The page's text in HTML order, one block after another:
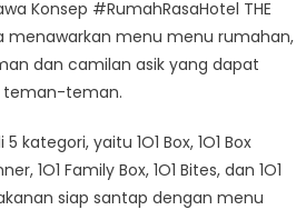
Konsep #RumahRasaHotel THE
menawarkan menu menu rumahan,
dan camilan asik yang dapat
teman-teman.
kategori, yaitu 1O1 Box, 1O1 Box
1O1 Family Box, 1O1 Bites, dan 1O1
siap santap dengan menu